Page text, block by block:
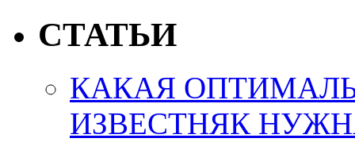
СТАТЬИ
КАКАЯ
ИЗВЕСТНЯК